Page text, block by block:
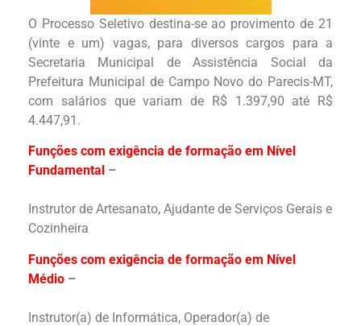
O Processo Seletivo destina-se ao provimento de 21
(vinte e um) vagas, para diversos cargos para a
Secretaria Municipal de Assistência Social da
Prefeitura Municipal de Campo Novo do Parecis-MT,
com salários que variam de R$ 1.397,90 até R$
4.447,91.
Funções com exigência de formação em Nível
Fundamental –
Instrutor de Artesanato, Ajudante de Serviços Gerais e
Cozinheira
Funções com exigência de formação em Nível
Médio –
Instrutor(a) de Informática, Operador(a) de